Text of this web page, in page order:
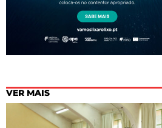
VER MAIS